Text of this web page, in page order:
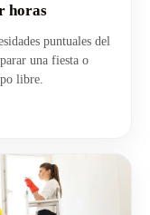
horas
puntuales del
una fiesta o
libre.